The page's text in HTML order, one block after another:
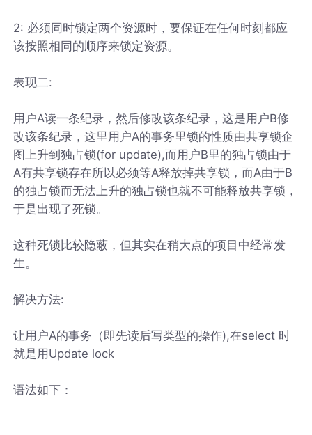
2: 必须同时锁定两个资源时，要保证在任何时刻都应
该按照相同的顺序来锁定资源。
表现二:
用户A读一条纪录，然后修改该条纪录，这是用户B修
改该条纪录，这里用户A的事务里锁的性质由共享锁企
图上升到独占锁(for update),而用户B里的独占锁由于
A有共享锁存在所以必须等A释放掉共享锁，而A由于B
的独占锁而无法上升的独占锁也就不可能释放共享锁，
于是出现了死锁。
这种死锁比较隐蔽，但其实在稍大点的项目中经常发
生。
解决方法:
让用户A的事务（即先读后写类型的操作),在select 时
就是用Update lock
语法如下：